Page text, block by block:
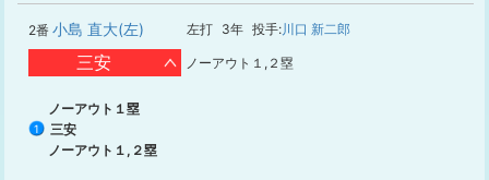
2番 小島 直大(左) 左打 3年 投手:川口 新二郎
三安 ノーアウト１,２塁
ノーアウト１塁
1
三安
ノーアウト１,２塁